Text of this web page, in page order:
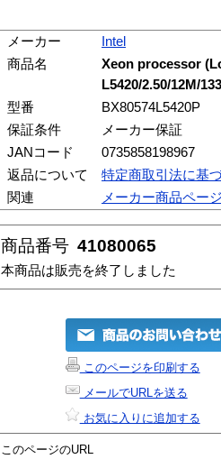
メーカー
Intel
商品名
Xeon processor
L5420/2.50/12M/
型番
BX80574L5420P
保証条件
メーカー保証
JANコード
0735858198967
返品について
特定商取引法に基
関連
メーカー商品ペー
商品番号 41080065
本商品は販売を終了しました
このページを印刷する
メールでURLを送る
お気に入りに追加する
このページのURL